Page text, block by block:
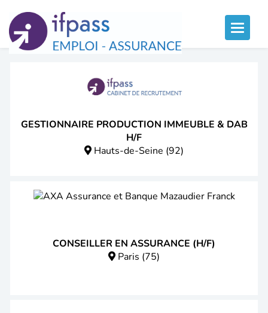
Toggle
GESTIONNAIRE PRODUCTION IMMEUBLE & DAB
H/F
Hauts-de-Seine (92)
CONSEILLER EN ASSURANCE (H/F)
Paris (75)